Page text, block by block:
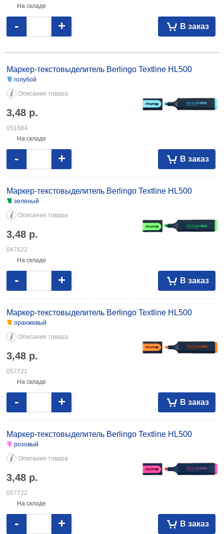
На складе
В заказ
- +
зеленый 3,48 047622 оранжевый 3,48 057721 розовый 3,48 057722
желтый 3,48 047620
Маркер-текстовыделитель Berlingo Textline HL500
голубой
Описание товара
3,48 р.
051884
На складе
В заказ
- +
Маркер-текстовыделитель Berlingo Textline HL500
зеленый
Описание товара
3,48 р.
047622
На складе
В заказ
- +
Маркер-текстовыделитель Berlingo Textline HL500
оранжевый
Описание товара
3,48 р.
057721
На складе
В заказ
- +
Маркер-текстовыделитель Berlingo Textline HL500
розовый
Описание товара
3,48 р.
057722
На складе
В заказ
- +